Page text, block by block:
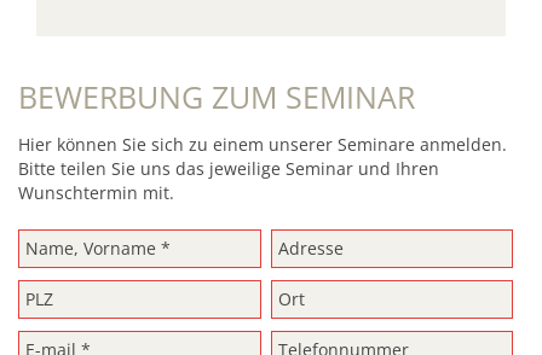
BEWERBUNG ZUM SEMINAR
Hier können Sie sich zu einem unserer Seminare anmelden.
Bitte teilen Sie uns das jeweilige Seminar und Ihren
Wunschtermin mit.